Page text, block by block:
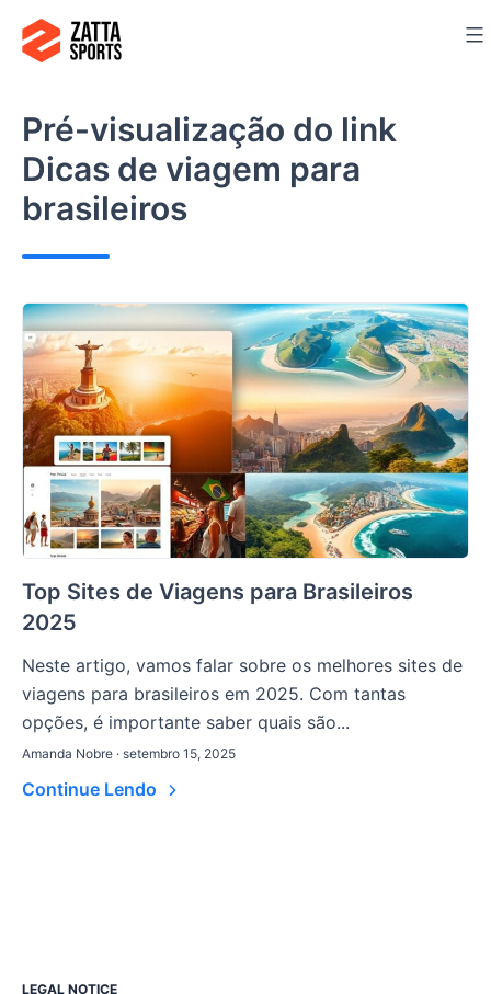
para
conteúdo
Pré-visualização do link
Dicas de viagem para
brasileiros
Top Sites de Viagens para Brasileiros
2025
Neste artigo, vamos falar sobre os melhores sites de
viagens para brasileiros em 2025. Com tantas
opções, é importante saber quais são...
Amanda Nobre · setembro 15, 2025
Continue Lendo
LEGAL NOTICE